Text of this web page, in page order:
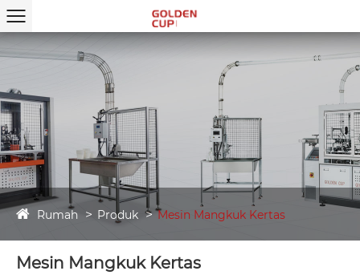
Rumah Produk Mesin Mangkuk Kertas
Mesin Mangkuk Kertas